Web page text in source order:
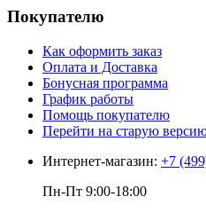
Покупателю
Как оформить заказ
Оплата и Доставка
Бонусная программа
График работы
Помощь покупателю
Перейти на старую
Интернет-магазин: +7
Пн-Пт 9:00-18:00